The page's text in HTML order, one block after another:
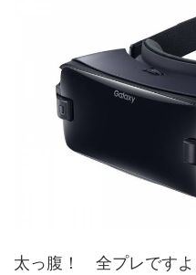
太っ腹！ 全プレです